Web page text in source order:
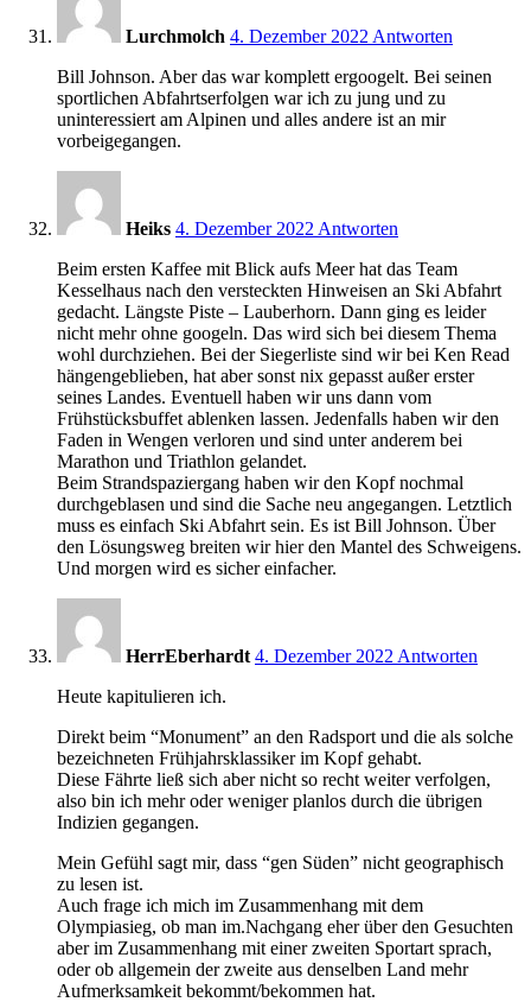
Lurchmolch 4. Dezember 2022 Antworten
Bill Johnson. Aber das war komplett ergoogelt. Bei seinen
sportlichen Abfahrtserfolgen war ich zu jung und zu
uninteressiert am Alpinen und alles andere ist an mir
vorbeigegangen.
Heiks 4. Dezember 2022 Antworten
Beim ersten Kaffee mit Blick aufs Meer hat das Team
Kesselhaus nach den versteckten Hinweisen an Ski Abfahrt
gedacht. Längste Piste – Lauberhorn. Dann ging es leider
nicht mehr ohne googeln. Das wird sich bei diesem Thema
wohl durchziehen. Bei der Siegerliste sind wir bei Ken Read
hängengeblieben, hat aber sonst nix gepasst außer erster
seines Landes. Eventuell haben wir uns dann vom
Frühstücksbuffet ablenken lassen. Jedenfalls haben wir den
Faden in Wengen verloren und sind unter anderem bei
Marathon und Triathlon gelandet.
Beim Strandspaziergang haben wir den Kopf nochmal
durchgeblasen und sind die Sache neu angegangen. Letztlich
muss es einfach Ski Abfahrt sein. Es ist Bill Johnson. Über
den Lösungsweg breiten wir hier den Mantel des Schweigens.
Und morgen wird es sicher einfacher.
HerrEberhardt 4. Dezember 2022 Antworten
Heute kapitulieren ich.
Direkt beim “Monument” an den Radsport und die als solche
bezeichneten Frühjahrsklassiker im Kopf gehabt.
Diese Fährte ließ sich aber nicht so recht weiter verfolgen,
also bin ich mehr oder weniger planlos durch die übrigen
Indizien gegangen.
Mein Gefühl sagt mir, dass “gen Süden” nicht geographisch
zu lesen ist.
Auch frage ich mich im Zusammenhang mit dem
Olympiasieg, ob man im.Nachgang eher über den Gesuchten
aber im Zusammenhang mit einer zweiten Sportart sprach,
oder ob allgemein der zweite aus denselben Land mehr
Aufmerksamkeit bekommt/bekommen hat.